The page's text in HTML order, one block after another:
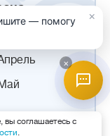
вы соглашаетесь с
.
×
— помогу
×